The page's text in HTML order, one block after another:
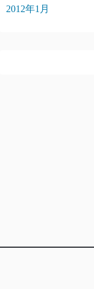
2012年1月